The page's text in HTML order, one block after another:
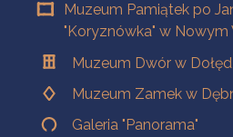
Muzeum Pamiątek po
"Koryznówka" w Nowym
Muzeum Dwór w
Muzeum Zamek w
Galeria "Panorama"